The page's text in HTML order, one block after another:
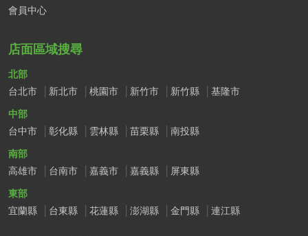
會員中心
店面區域搜尋
北部
台北市
新北市 桃園市 新竹市 新竹縣
基隆市
中部
台中市
彰化縣 雲林縣 苗栗縣
南投縣
南部
高雄市
台南市 嘉義市 嘉義縣
屏東縣
東部
宜蘭縣
台東縣 花蓮縣 澎湖縣 金門縣 連江縣